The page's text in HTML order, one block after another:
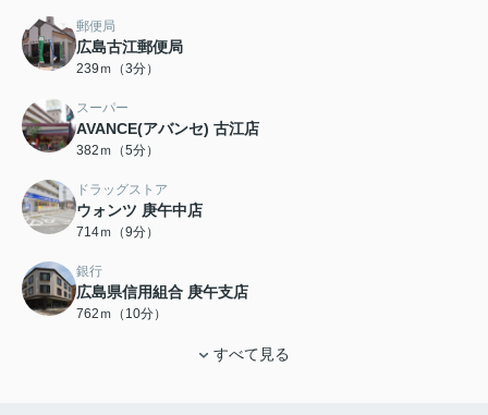
郵便局
広島古江郵便局
239ｍ（3分）
スーパー
AVANCE(アバンセ) 古江店
382ｍ（5分）
ドラッグストア
ウォンツ 庚午中店
714ｍ（9分）
銀行
広島県信用組合 庚午支店
762ｍ（10分）
すべて見る